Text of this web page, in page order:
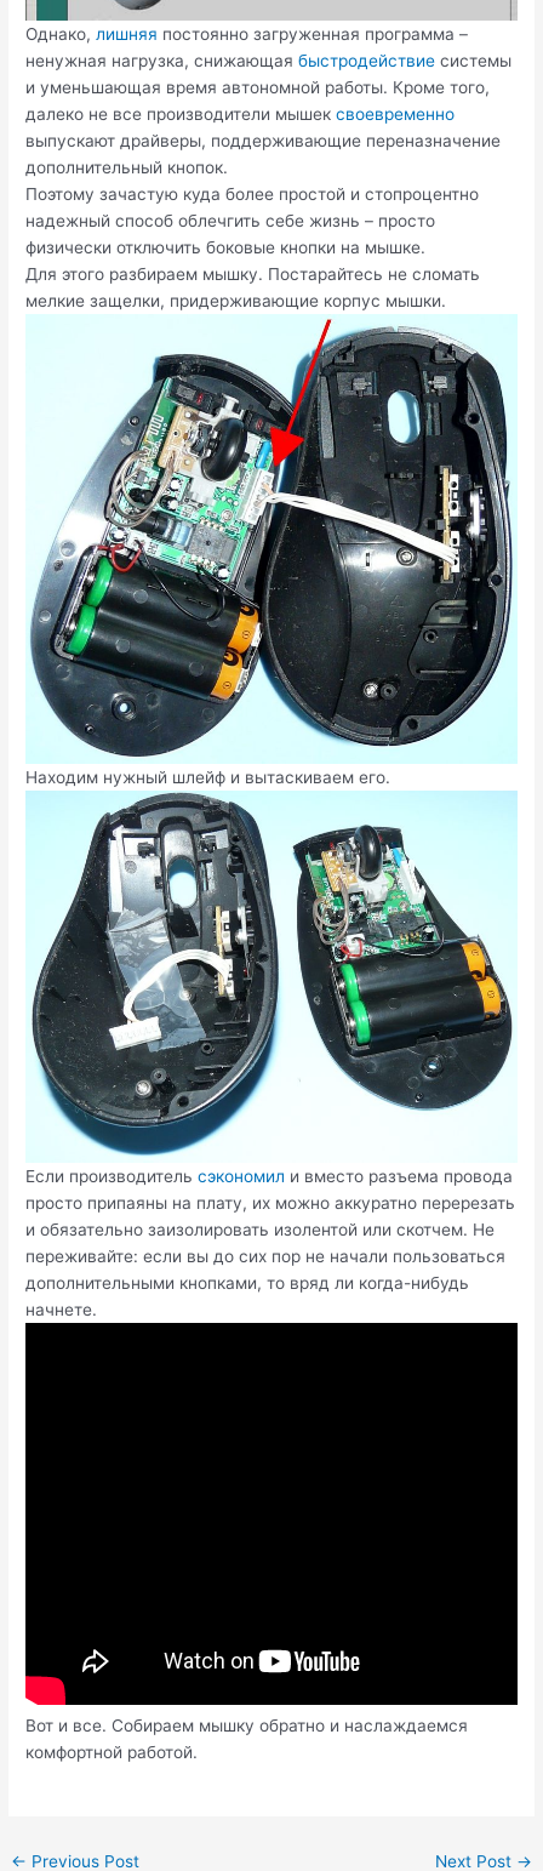
Однако, лишняя постоянно загруженная программа –
ненужная нагрузка, снижающаябыстродействие системы
и уменьшающая время автономной работы. Кроме того,
далеко не все производители мышексвоевременно
выпускают драйверы, поддерживающие переназначение
дополнительный кнопок.
Поэтому зачастую куда более простой и стопроцентно
надежный способ облечгить себе жизнь – просто
физически отключить боковые кнопки на мышке.
Для этого разбираем мышку. Постарайтесь не сломать
мелкие защелки, придерживающие корпус мышки.
Находим нужный шлейф и вытаскиваем его.
Если производительсэкономил и вместо разъема провода
просто припаяны на плату, их можно аккуратно перерезать
и обязательно заизолировать изолентой или скотчем. Не
переживайте: если вы до сих пор не начали пользоваться
дополнительными кнопками, то вряд ли когда-нибудь
начнете.
Вот и все. Собираем мышку обратно и наслаждаемся
комфортной работой.
Post
← Previous Post Next Post →